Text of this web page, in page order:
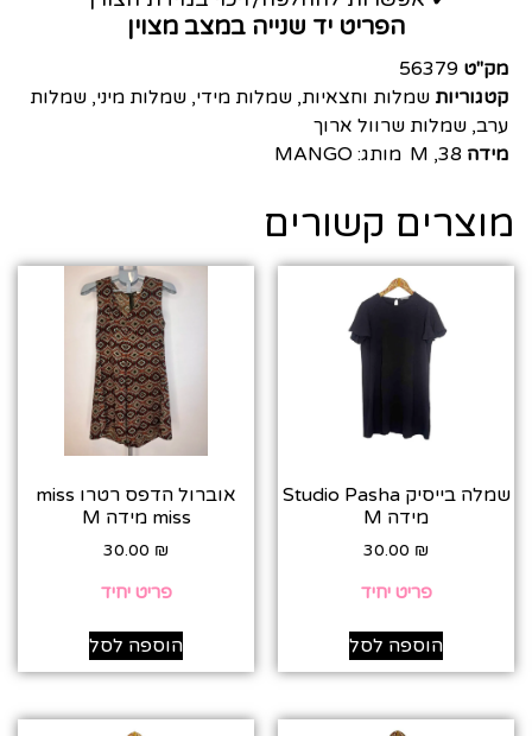
הפריט יד שנייה במצב מצוין
מק"ט 56379
קטגוריות שמלות וחצאיות, שמלות מידי, שמלות מיני, שמלות
ערב, שמלות שרוול ארוך
מידה 38
,
M מותג:MANGO
מוצרים קשורים
שמלה בייסיק Studio Pasha
מידה M‎
30.00 ₪
פריט יחיד
הוספה לסל
אוברול הדפס רטרו miss
miss מידה M
30.00 ₪
פריט יחיד
הוספה לסל